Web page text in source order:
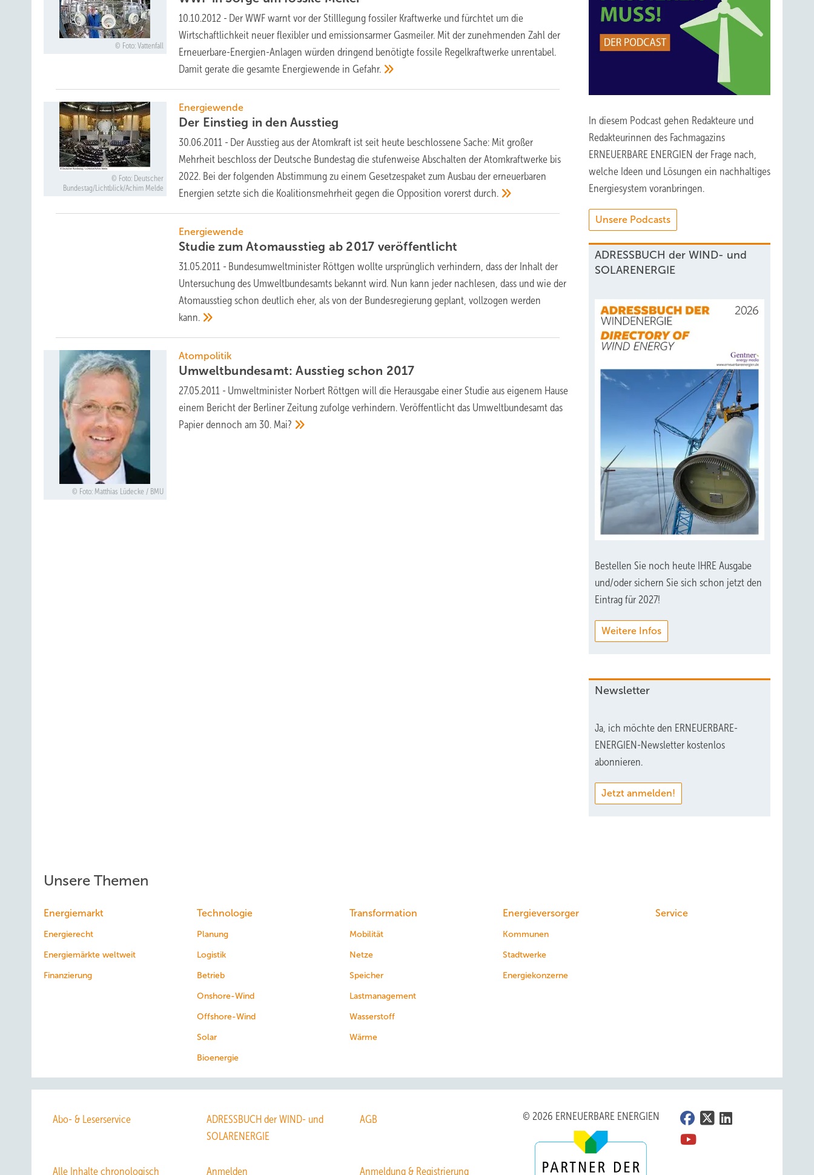
Foto: Vattenfall
10.10.2012 - Der WWF warnt vor der Stilllegung fossiler Kraftwerke und fürchtet um die
Wirtschaftlichkeit neuer flexibler und emissionsarmer Gasmeiler. Mit der zunehmenden Zahl der
Erneuerbare-Energien-Anlagen würden dringend benötigte fossile Regelkraftwerke unrentabel.
Damit gerate die gesamte Energiewende inGefahr.
Foto: Deutscher
Bundestag/Lichtblick/Achim Melde
Energiewende
Der Einstieg in denAusstieg
30.06.2011 - Der Ausstieg aus der Atomkraft ist seit heute beschlossene Sache: Mit großer
Mehrheit beschloss der Deutsche Bundestag die stufenweise Abschalten der Atomkraftwerke bis
2022. Bei der folgenden Abstimmung zu einem Gesetzespaket zum Ausbau der erneuerbaren
Energien setzte sich die Koalitionsmehrheit gegen die Opposition vorerstdurch.
Energiewende
Studie zum Atomausstieg ab 2017 veröffentlicht
31.05.2011 - Bundesumweltminister Röttgen wollte ursprünglich verhindern, dass der Inhalt der
Untersuchung des Umweltbundesamts bekannt wird. Nun kann jeder nachlesen, dass und wie der
Atomausstieg schon deutlich eher, als von der Bundesregierung geplant, vollzogen werden
kann.
Foto: Matthias Lüdecke / BMU
Atompolitik
Umweltbundesamt: Ausstieg schon 2017
27.05.2011 - Umweltminister Norbert Röttgen will die Herausgabe einer Studie aus eigenem Hause
einem Bericht der Berliner Zeitung zufolge verhindern. Veröffentlicht das Umweltbundesamt das
Papier dennoch am 30. Mai?
In diesem Podcast gehen Redakteure und
Redakteurinnen des Fachmagazins
ERNEUERBARE ENERGIEN der Frage nach,
welche Ideen und Lösungen ein nachhaltiges
Energiesystem voranbringen.
Unsere Podcasts
ADRESSBUCH der WIND- und
SOLARENERGIE
Bestellen Sie noch heute IHRE Ausgabe
und/oder sichern Sie sich schon jetzt den
Eintrag für 2027!
Weitere Infos
Newsletter
Ja, ich möchte den ERNEUERBARE-
ENERGIEN-Newsletter kostenlos
abonnieren.
Jetzt anmelden!
Unsere Themen
Energiemarkt
Energierecht
Energiemärkte weltweit
Finanzierung
Technologie
Planung
Logistik
Betrieb
Onshore-Wind
Offshore-Wind
Solar
Bioenergie
Transformation
Mobilität
Netze
Speicher
Lastmanagement
Wasserstoff
Wärme
Energieversorger
Kommunen
Stadtwerke
Energiekonzerne
Service
Abo- & Leserservice
ADRESSBUCH der WIND- und
SOLARENERGIE
AGB
Alle Inhalte chronologisch Anmelden Anmeldung & Registrierung
© 2026 ERNEUERBARE ENERGIEN